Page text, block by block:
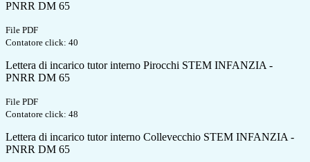
PNRR DM 65
File PDF
Contatore click: 40
Lettera di incarico tutor interno Pirocchi STEM INFANZIA -
PNRR DM 65
File PDF
Contatore click: 48
Lettera di incarico tutor interno Collevecchio STEM INFANZIA -
PNRR DM 65